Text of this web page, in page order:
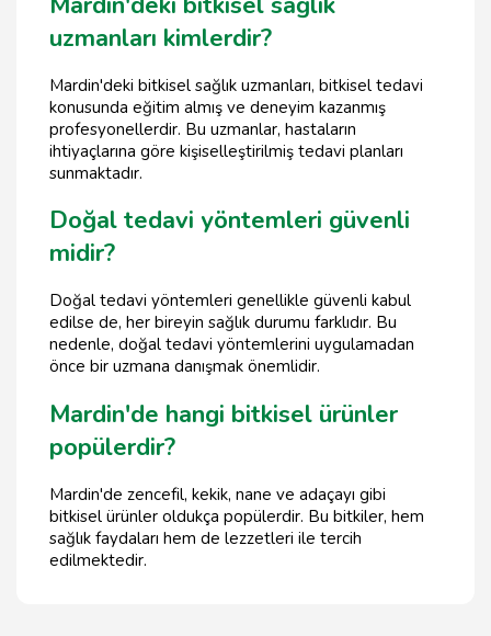
uzmanları kimlerdir?
Mardin'deki bitkisel sağlık uzmanları, bitkisel tedavi
konusunda eğitim almış ve deneyim kazanmış
profesyonellerdir. Bu uzmanlar, hastaların
ihtiyaçlarına göre kişiselleştirilmiş tedavi planları
sunmaktadır.
Doğal tedavi yöntemleri güvenli
midir?
Doğal tedavi yöntemleri genellikle güvenli kabul
edilse de, her bireyin sağlık durumu farklıdır. Bu
nedenle, doğal tedavi yöntemlerini uygulamadan
önce bir uzmana danışmak önemlidir.
Mardin'de hangi bitkisel ürünler
popülerdir?
Mardin'de zencefil, kekik, nane ve adaçayı gibi
bitkisel ürünler oldukça popülerdir. Bu bitkiler, hem
sağlık faydaları hem de lezzetleri ile tercih
edilmektedir.